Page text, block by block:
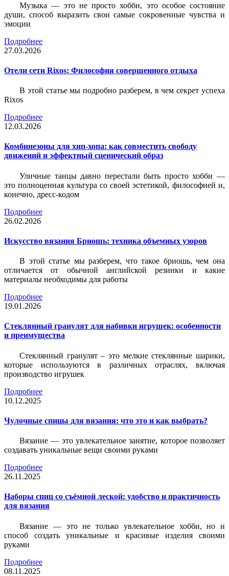
Музыка — это не просто хобби, это особое состояние
души, способ выразить свои самые сокровенные чувства и
эмоции
Подробнее
27.03.2026
Отели сети Rixos: Философия совершенного отдыха
В этой статье мы подробно разберем, в чем секрет успеха
Rixos
Подробнее
12.03.2026
Комбинезоны для хип-хопа: как совместить свободу
движений и эффектный сценический образ
Уличные танцы давно перестали быть просто хобби —
это полноценная культура со своей эстетикой, философией и,
конечно, дресс-кодом
Подробнее
26.02.2026
Искусство вязания Бриошь: техника объемных узоров
В этой статье мы разберем, что такое бриошь, чем она
отличается от обычной английской резинки и какие
материалы необходимы для работы
Подробнее
19.01.2026
Стеклянный гранулят для набивки игрушек: особенности
и преимущества
Стеклянный гранулят – это мелкие стеклянные шарики,
которые используются в различных отраслях, включая
производство игрушек
Подробнее
10.12.2025
Чулочные спицы для вязания: что это и как выбрать?
Вязание — это увлекательное занятие, которое позволяет
создавать уникальные вещи своими руками
Подробнее
26.11.2025
Наборы спиц со съёмной леской: удобство и практичность
для вязания
Вязание — это не только увлекательное хобби, но и
способ создать уникальные и красивые изделия своими
руками
Подробнее
08.11.2025